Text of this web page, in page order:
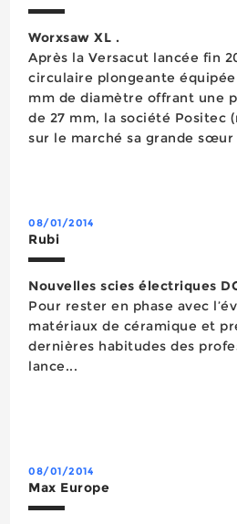
Worxsaw XL .
Après la Versacut lancée fin
circulaire plongeante équipée
mm de diamètre offrant une
de 27 mm, la société Positec
sur le marché sa grande
08/01/2014
Rubi
Nouvelles scies électriques
Pour rester en phase avec
matériaux de céramique et
dernières habitudes des
lance...
08/01/2014
Max Europe